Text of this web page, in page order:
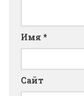
Имя *
Сайт